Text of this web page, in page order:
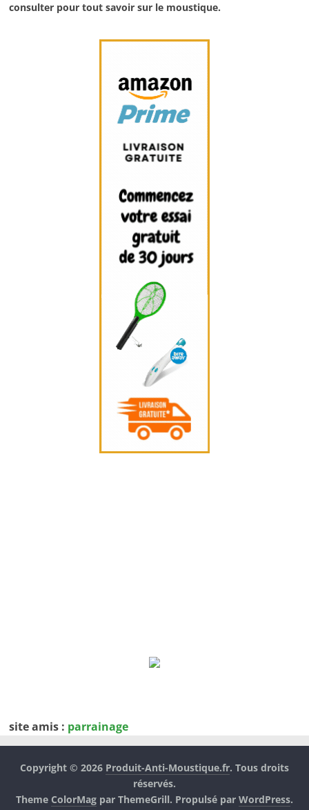
consulter pour tout savoir sur le moustique.
site amis : parrainage
Copyright © 2026 Produit-Anti-Moustique.fr. Tous droits
réservés.
Theme ColorMagpar ThemeGrill. Propulsé par WordPress.